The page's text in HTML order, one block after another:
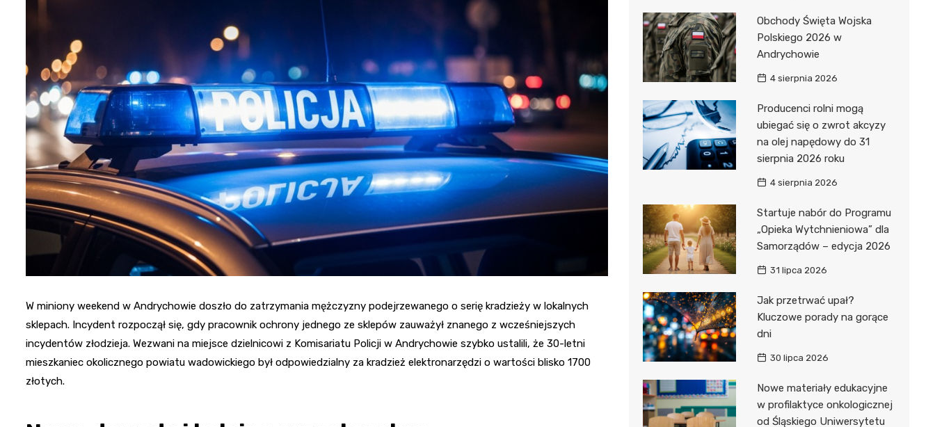
Pozostałe
Sport i rozrywka
Zwierzęta
Usługi
W miniony weekend w Andrychowie doszło do zatrzymania mężczyzny podejrzewanego o serię kradzieży w lokalnych
sklepach. Incydent rozpoczął się, gdy pracownik ochrony jednego ze sklepów zauważył znanego z wcześniejszych
incydentów złodzieja. Wezwani na miejsce dzielnicowi z Komisariatu Policji w Andrychowie szybko ustalili, że 30-letni
mieszkaniec okolicznego powiatu wadowickiego był odpowiedzialny za kradzież elektronarzędzi o wartości blisko 1700
złotych.
Obchody Święta Wojska
Polskiego 2026 w
Andrychowie
4 sierpnia 2026
Producenci rolni mogą
ubiegać się o zwrot akcyzy
na olej napędowy do 31
sierpnia 2026 roku
4 sierpnia 2026
Startuje nabór do Programu
„Opieka Wytchnieniowa” dla
Samorządów – edycja 2026
31 lipca 2026
Jak przetrwać upał?
Kluczowe porady na gorące
dni
30 lipca 2026
Nowe materiały edukacyjne
w profilaktyce onkologicznej
od Śląskiego Uniwersytetu